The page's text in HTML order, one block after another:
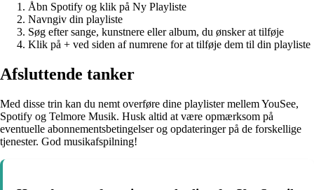
Åbn Spotify og klik på Ny Playliste
Navngiv din playliste
Søg efter sange, kunstnere eller album, du ønsker at tilføje
Klik på + ved siden af numrene for at tilføje dem til din playliste
Afsluttende tanker
Med disse trin kan du nemt overføre dine playlister mellem YouSee,
Spotify og Telmore Musik. Husk altid at være opmærksom på
eventuelle abonnementsbetingelser og opdateringer på de forskellige
tjenester. God musikafspilning!